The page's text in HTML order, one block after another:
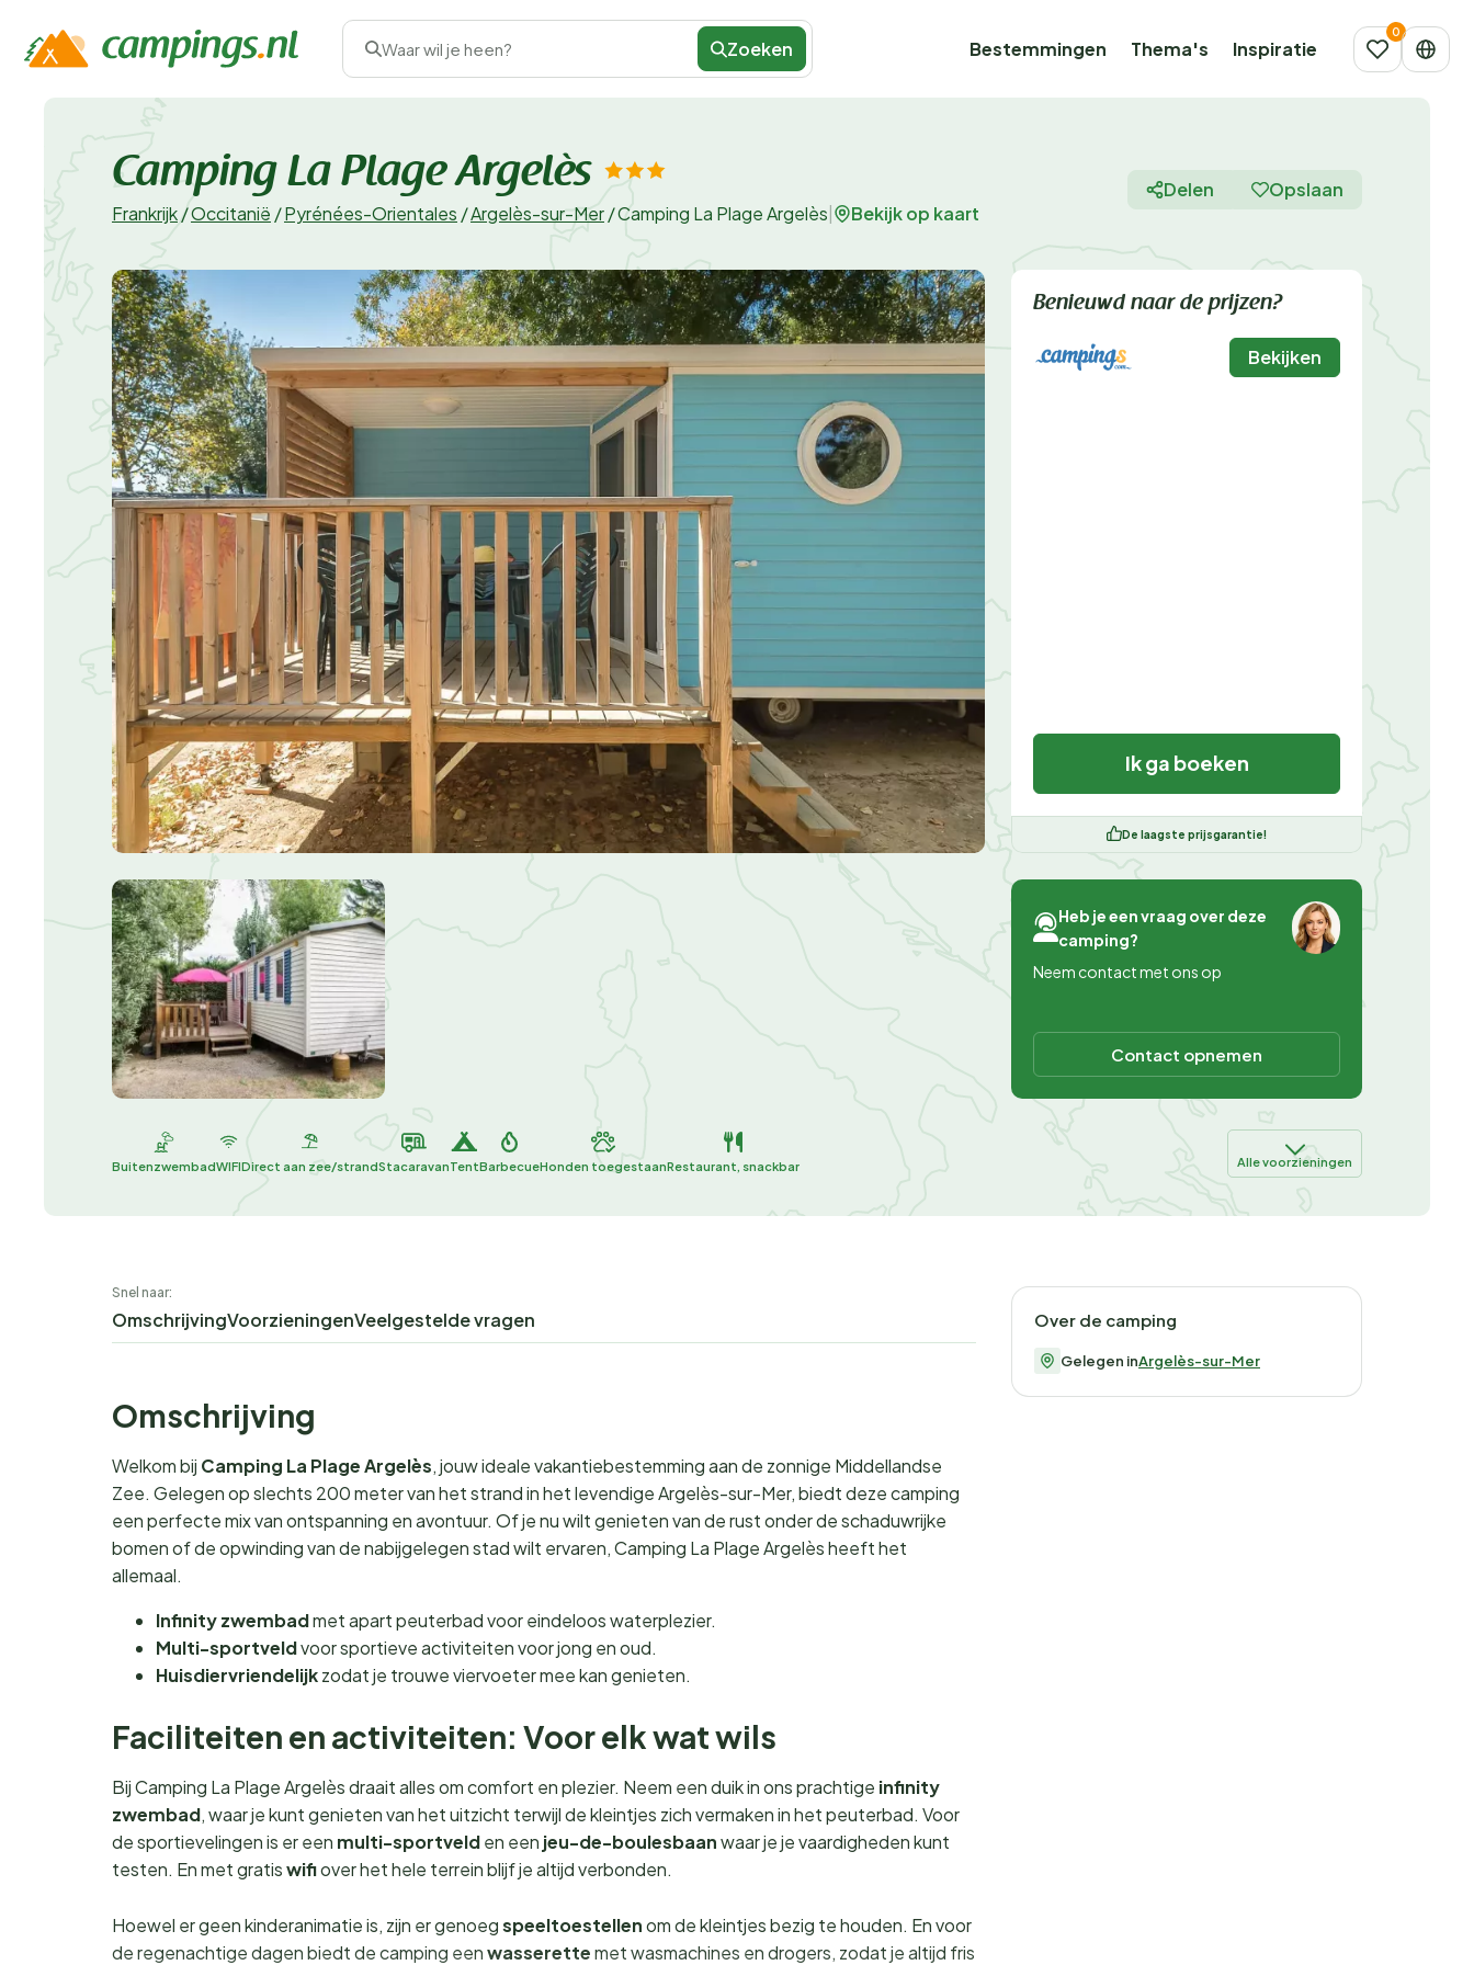
Waar wil je heen? Zoeken Bestemmingen Thema's Inspiratie
Camping La Plage Argelès
Frankrijk/Occitanië /Pyrénées-Orientales /Argelès-sur-Mer/Camping La Plage Argelès Bekijk op kaart
Delen Opslaan
Benieuwd naar de prijzen?
Bekijken
Ik ga boeken
De laagste prijsgarantie!
Heb je een vraag over deze
camping?
Neem contact met ons op
Contact opnemen
BuitenzwembadWIFIDirect aan zee/strandStacaravanTentBarbecueHonden toegestaanRestaurant, snackbar Alle voorzieningen
Snel naar:
OmschrijvingVoorzieningenVeelgestelde vragen
Omschrijving
Welkom bij Camping La Plage Argelès, jouw ideale vakantiebestemming aan de zonnige Middellandse
Zee. Gelegen op slechts 200 meter van het strand in het levendige Argelès-sur-Mer, biedt deze camping
een perfecte mix van ontspanning en avontuur. Of je nu wilt genieten van de rust onder de schaduwrijke
bomen of de opwinding van de nabijgelegen stad wilt ervaren, Camping La Plage Argelès heeft het
allemaal.
Infinity zwembadmet apart peuterbad voor eindeloos waterplezier.
Multi-sportveldvoor sportieve activiteiten voor jong en oud.
Huisdiervriendelijkzodat je trouwe viervoeter mee kan genieten.
Faciliteiten en activiteiten: Voor elk wat wils
Bij Camping La Plage Argelès draait alles om comfort en plezier. Neem een duik in ons prachtige infinity
zwembad, waar je kunt genieten van het uitzicht terwijl de kleintjes zich vermaken in het peuterbad. Voor
de sportievelingen is er een multi-sportvelden een jeu-de-boulesbaanwaar je je vaardigheden kunt
testen. En met gratiswifiover het hele terrein blijf je altijd verbonden.
Hoewel er geen kinderanimatie is, zijn er genoegspeeltoestellenom de kleintjes bezig te houden. En voor
de regenachtige dagen biedt de camping eenwasserettemet wasmachines en drogers, zodat je altijd fris
Over de camping
Gelegen inArgelès-sur-Mer